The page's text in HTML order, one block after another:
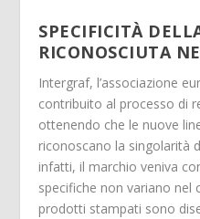
SPECIFICITÀ
RICONOSCIUTA
Intergraf, l’associazione
contribuito al processo di
ottenendo che le nuove
riconoscano la singolarità
infatti, il marchio veniva
specifiche non variano nel
prodotti stampati sono